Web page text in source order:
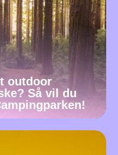
outdoor
Så vil du